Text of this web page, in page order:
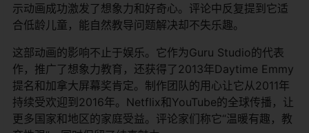
示动画成功激发了想象力和好奇心。评论中反复提到它适
合低龄儿童，能自然教导问题解决却不失乐趣。
这部动画的影响不止于娱乐。它作为Guru Studio的代表
作，推广了想象力教育，还获得了2013年Daytime Emmy
提名和加拿大屏幕奖肯定。制作团队的用心让它从2011年
持续受欢迎到2016年。Netflix和YouTube的全球传播，让
更多国家和地区的家庭受益。评论家们称它“温暖有趣，教